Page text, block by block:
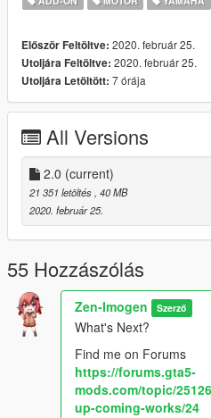
-NewPlenty of New Accessories
INSTALLATIONS
1. Copy "mt125" folder to
2. Add "mt125" to thedlclist.xml
Q : What's the spawn name?
A : mt125
Q: I can't tune it.
A: Change the ID for carvariation
From :
carcol.meta :
2204_yzfr1_modkit
To :
1501_yzfr1_modkit
2204_yzfr1_modkit
Először Feltöltve: 2020. február 25.
Utoljára Feltöltve: 2020. február 25.
Utoljára Letöltött: 7 órája
All Versions
2.0 (current)
21 351 letöltés , 40 MB
2020. február 25.
55 Hozzászólás
Zen-Imogen Szerző
What's Next?
Find me on Forums
https://forums.gta5-
mods.com/topic/
up-coming-works/24